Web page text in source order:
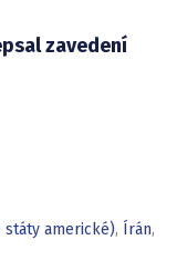
zavedení
státy americké), Írán,